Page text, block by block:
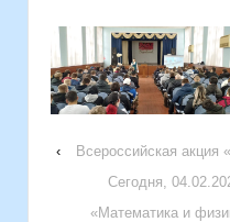
‹
Всероссийская акция
Сегодня,
«Математика и